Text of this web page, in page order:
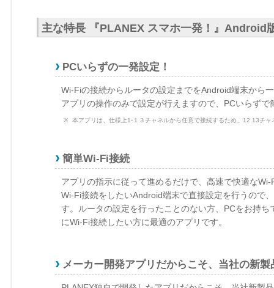
主な特長 『PLANEX スマホ一発！』Android
PCいらずの一発設定！
Wi-Fiの接続からルータの設定までをAndroid端末から
アプリの操作のみで設定が行えますので、PCいらず
本アプリは、仕様上1-１３チャネルから任意で接続するため、12.13チ
簡単Wi-Fi接続
アプリの指示に従って進めるだけで、高速で快適な
Wi-Fi接続をしたいAndroid端末で直接設定を行うので
す。ルータの設定を行ったことのない方、PCをお持
にWi-Fi接続したい方に最適のアプリです。
メーカー開発アプリだからこそ、当社の新